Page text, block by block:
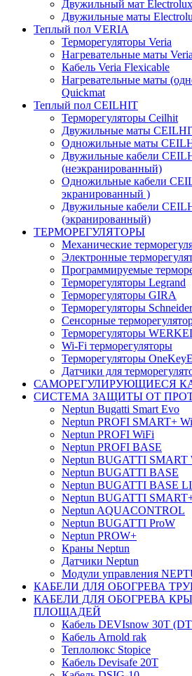
Двужильный мат
Двужильные маты
Теплый пол VERIA
Терморегуляторы Veria
Нагревательные маты
Кабель Veria Flexicable
Нагревательные маты
Quickmat
Теплый пол CEILHIT
Терморегуляторы Ceilhit
Двужильные маты
Одножильные маты
Двужильные кабели
(неэкранированный)
Одножильные кабели
экранированный )
Двужильные кабели
(экранированный)
ТЕРМОРЕГУЛЯТОРЫ
Механические
Электронные
Программируемые
Терморегуляторы Legrand
Терморегуляторы GIRA
Терморегуляторы
Сенсорные
Терморегуляторы
Wi-Fi терморегуляторы
Терморегуляторы
Датчики для
САМОРЕГУЛИРУЮЩИЕСЯ
СИСТЕМА ЗАЩИТЫ ОТ
Neptun Bugatti Smart Evo
Neptun PROFI SMART+
Neptun PROFI WiFi
Neptun PROFI BASE
Neptun BUGATTI SMART
Neptun BUGATTI BASE
Neptun BUGATTI BASE
Neptun BUGATTI
Neptun AQUACONTROL
Neptun BUGATTI ProW
Neptun PROW+
Краны Neptun
Датчики Neptun
Модули управления
КАБЕЛИ ДЛЯ ОБОГРЕВА
КАБЕЛИ ДЛЯ ОБОГРЕВА
ПЛОЩАДЕЙ
Кабель DEVIsnow 30Т
Кабель Arnold rak
Теплолюкс Stopice
Кабель Devisafe 20T